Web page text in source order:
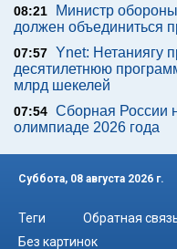
08:21
Министр
должен объединиться
07:57 Ynet: Нетаниягу
десятилетнюю
млрд шекелей
07:54 Сборная России
олимпиаде 2026 года
Суббота, 08 августа 2026 г.
Теги Обратная
Без картинок